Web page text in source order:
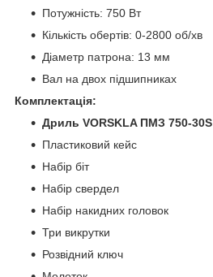
Потужність: 750 Вт
Кількість обертів: 0-2800 об/хв
Діаметр патрона: 13 мм
Вал на двох підшипниках
Комплектація:
Дриль VORSKLA ПМЗ 750-30S
Пластиковий кейс
Набір біт
Набір свердел
Набір накидних головок
Три викрутки
Розвідний ключ